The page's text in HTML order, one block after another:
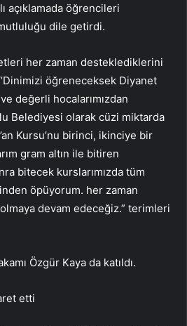
açıklamada öğrencileri
dile getirdi.
her zaman desteklediklerini
öğreneceksek Diyanet
değerli hocalarımızdan
Belediyesi olarak cüzi miktarda
Kursu’nu birinci, ikinciye bir
gram altın ile bitiren
bitecek kurslarımızda tüm
öpüyorum. her zaman
olmaya devam edeceğiz.” terimleri
Özgür Kaya da katıldı.
etti